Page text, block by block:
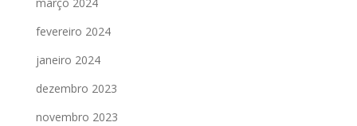
março 2024
fevereiro 2024
janeiro 2024
dezembro 2023
novembro 2023